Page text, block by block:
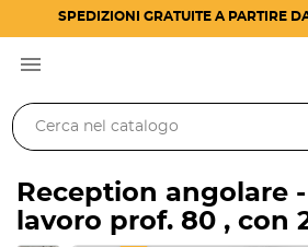
SPEDIZIONI GRATUITE A PARTIRE

Reception angolare
lavoro prof. 80 , con